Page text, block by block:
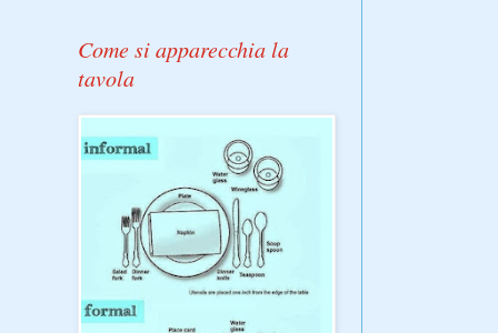
Come si apparecchia la
tavola